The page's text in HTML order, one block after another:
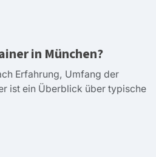
in München?
Erfahrung, Umfang der
ist ein Überblick über typische